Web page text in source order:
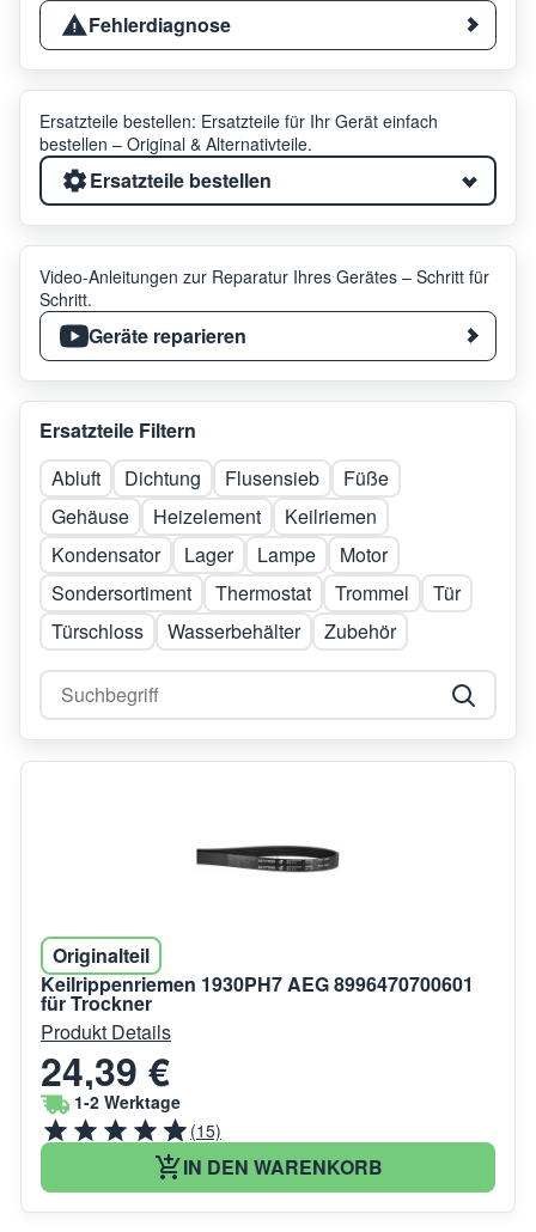
Fehlerdiagnose
Ersatzteile bestellen: Ersatzteile für Ihr Gerät einfach
bestellen – Original & Alternativteile.
Ersatzteile bestellen
Video-Anleitungen zur Reparatur Ihres Gerätes – Schritt für
Schritt.
Geräte reparieren
Ersatzteile Filtern
Abluft
Dichtung Flusensieb
Füße
Gehäuse
Heizelement
Keilriemen
Kondensator
Lager Lampe
Motor
Sondersortiment
Thermostat Trommel
Tür
Türschloss
Wasserbehälter Zubehör
Originalteil
Keilrippenriemen 1930PH7 AEG 8996470700601
für Trockner
Produkt Details
24,39 €
1-2 Werktage
(15)
IN DEN WARENKORB